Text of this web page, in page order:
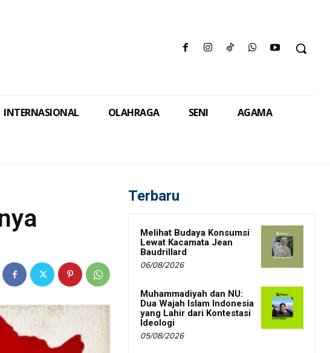
INTERNASIONAL OLAHRAGA SENI AGAMA
Terbaru
Melihat Budaya Konsumsi
Lewat Kacamata Jean
Baudrillard
06/08/2026
Muhammadiyah dan NU:
Dua Wajah Islam Indonesia
yang Lahir dari Kontestasi
Ideologi
05/08/2026